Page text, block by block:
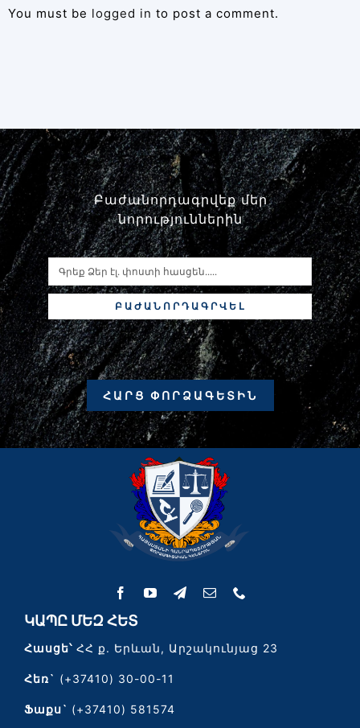
You must be logged in to post a comment.
Բաժանորդագրվեք մեր
նորություններին
ԲԱԺԱՆՈՐԴԱԳՐՎԵԼ
ՀԱՐՑ ՓՈՐՁԱԳԵՏԻՆ
ԿԱՊԸ ՄԵԶ ՀԵՏ
Հասցե՝ՀՀ ք. Երևան, Արշակունյաց 23
Հեռ` (+37410) 30-00-11
Ֆաքս` (+37410) 581574